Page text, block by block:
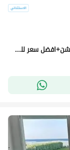
فيلا استلام فوريPanoramic sea view بأميز لوكيشن+افضل سعر للبيع في جون سوديك June sodic الساحل الشمالي راس الحكمه بجوار فوكا باى وماونتن فيو وLavista